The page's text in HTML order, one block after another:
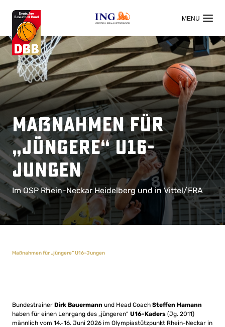
OFFIZIELLER HAUPTSPONSOR
Maßnahmen für
„jüngere“ U16-
Jungen
Im OSP Rhein-Neckar Heidelberg und in Vittel/FRA
Maßnahmen für „jüngere“ U16-Jungen
Bundestrainer Dirk Bauermann und Head Coach Steffen Hamann
haben für einen Lehrgang des „jüngeren“ U16-Kaders (Jg. 2011)
männlich vom 14.-16. Juni 2026 im Olympiastützpunkt Rhein-Neckar in